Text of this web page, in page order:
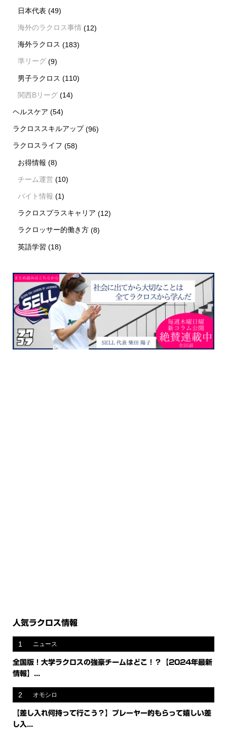
日本代表 (49)
海外のラクロス事情 (12)
海外ラクロス (183)
準リーグ (9)
男子ラクロス (110)
関西Bリーグ (14)
ヘルスケア (54)
ラクロススキルアップ(96)
ラクロスライフ (58)
お得情報 (8)
チーム運営 (10)
バイト情報 (1)
ラクロスプラスキャリア (12)
ラクロッサー的働き方 (8)
英語学習 (18)
人気ラクロス情報
1 ニュース
全国版！大学ラクロスの強豪チームはどこ！？【2024年最新
情報】...
2 オモシロ
【差し入れ何持って行こう？】プレーヤー的もらって嬉しい差
し入...